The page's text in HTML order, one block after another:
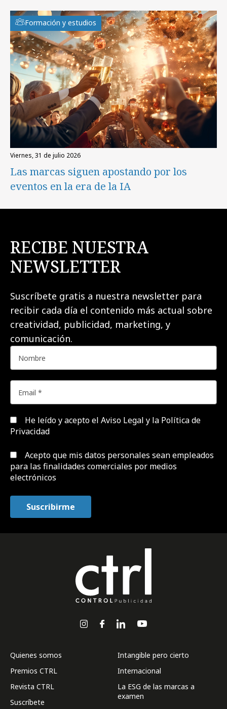
Formación y estudios
viernes, 31 de julio 2026
Las marcas siguen apostando por los
eventos en la era de la IA
RECIBE NUESTRA
NEWSLETTER
Suscríbete gratis a nuestra newsletter para
recibir cada día el contenido más actual sobre
creatividad, publicidad, marketing, y
comunicación.
He leído y acepto el Aviso Legal y la Política de
Privacidad
Acepto que mis datos personales sean empleados
para las finalidades comerciales por medios
electrónicos
Quienes somos
Premios CTRL
Revista CTRL
Suscríbete
Intangible pero cierto
Internacional
La ESG de las marcas a
examen